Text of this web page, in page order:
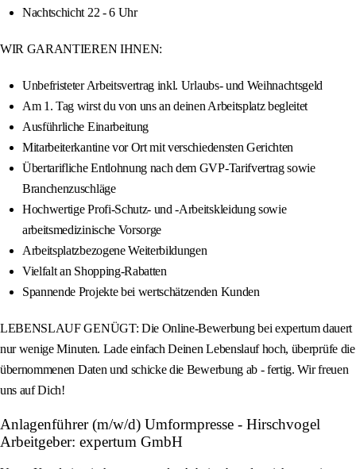
Nachtschicht 22 - 6 Uhr
WIR GARANTIEREN IHNEN:
Unbefristeter Arbeitsvertrag inkl. Urlaubs- und Weihnachtsgeld
Am 1. Tag wirst du von uns an deinen Arbeitsplatz begleitet
Ausführliche Einarbeitung
Mitarbeiterkantine vor Ort mit verschiedensten Gerichten
Übertarifliche Entlohnung nach dem GVP-Tarifvertrag sowie
Branchenzuschläge
Hochwertige Profi-Schutz- und -Arbeitskleidung sowie
arbeitsmedizinische Vorsorge
Arbeitsplatzbezogene Weiterbildungen
Vielfalt an Shopping-Rabatten
Spannende Projekte bei wertschätzenden Kunden
LEBENSLAUF GENÜGT: Die Online-Bewerbung bei expertum dauert
nur wenige Minuten. Lade einfach Deinen Lebenslauf hoch, überprüfe die
übernommenen Daten und schicke die Bewerbung ab - fertig. Wir freuen
uns auf Dich!
Anlagenführer (m/w/d) Umformpresse - Hirschvogel
Arbeitgeber: expertum GmbH